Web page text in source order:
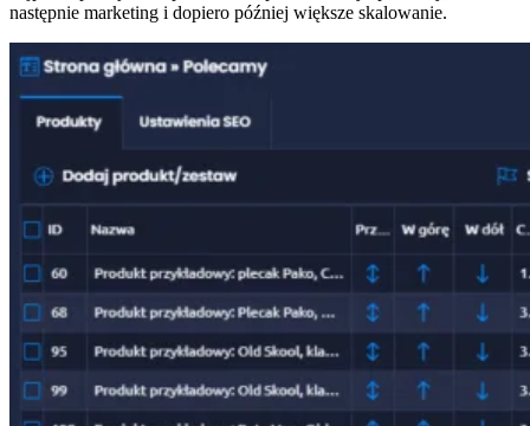
następnie marketing i dopiero później większe skalowanie.